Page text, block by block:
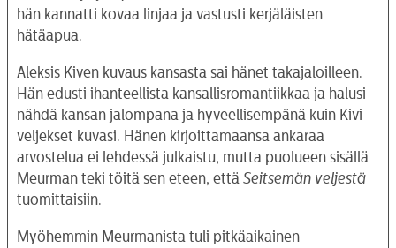
hän kannatti kovaa linjaa ja vastusti kerjäläisten
hätäapua.
Aleksis Kiven kuvaus kansasta sai hänet takajaloilleen.
Hän edusti ihanteellista kansallisromantiikkaa ja halusi
nähdä kansan jalompana ja hyveellisempänä kuin Kivi
veljekset kuvasi. Hänen kirjoittamaansa ankaraa
arvostelua ei lehdessä julkaistu, mutta puolueen sisällä
Meurman teki töitä sen eteen, että Seitsemän veljestä
tuomittaisiin.
Myöhemmin Meurmanista tuli pitkäaikainen